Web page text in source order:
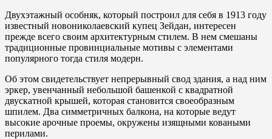
Двухэтажный особняк, который построил для себя в 1913 году
известный новониколаевский купец Зейдан, интересен
прежде всего своим архитектурным стилем. В нем смешаны
традиционные провинциальные мотивы с элементами
популярного тогда стиля модерн.
Об этом свидетельствует непрерывный свод здания, а над ним
эркер, увенчанный небольшой башенкой с квадратной
двускатной крышей, которая становится своеобразным
шпилем. Два симметричных балкона, на которые ведут
высокие арочные проемы, окружены изящными коваными
перилами.